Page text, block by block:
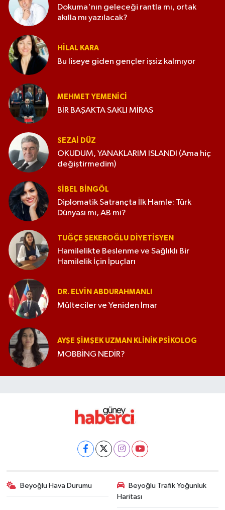
Dokuma'nın geleceği rantla mı, ortak
akılla mı yazılacak?
HILAL KARA
Bu liseye giden gençler işsiz kalmıyor
MEHMET YEMENICI
BİR BAŞAKTA SAKLI MİRAS
SEZAI DÜZ
OKUDUM, YANAKLARIM ISLANDI (Ama hiç
değiştirmedim)
SIBEL BINGÖL
Diplomatik Satrançta İlk Hamle: Türk
Dünyası mı, AB mi?
TUĞÇE ŞEKEROĞLU DIYETISYEN
Hamilelikte Beslenme ve Sağlıklı Bir
Hamilelik İçin İpuçları
DR. ELVIN ABDURAHMANLI
Mülteciler ve Yeniden İmar
AYŞE ŞIMŞEK UZMAN KLINIK PSIKOLOG
MOBBİNG NEDİR?
Beyoğlu Hava Durumu
Beyoğlu Trafik Yoğunluk
Haritası